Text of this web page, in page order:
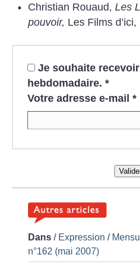
Christian Rouaud, Les
pouvoir, Les Films
Je souhaite
hebdomadaire. *
Votre adresse e-mail *
Dans / Expression /
n°162 (mai 2007)